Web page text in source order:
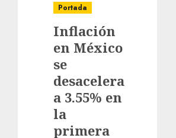
Portada
Inflación
en México
se
desacelera
a 3.55% en
la
primera